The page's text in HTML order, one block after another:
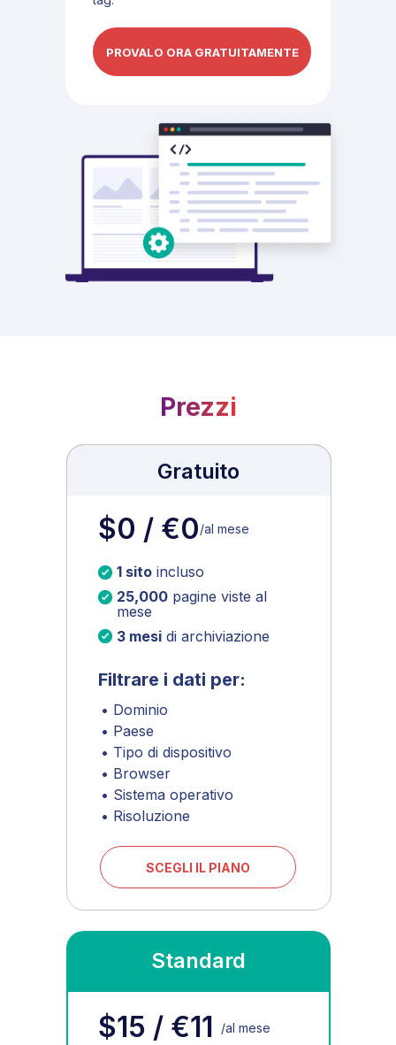
PROVALO ORA GRATUITAMENTE
Prezzi
Standard
$15 / €11 /al mese
/al mese
$0 / €0
Filtrare i dati per:
• Dominio
• Paese
• Tipo di dispositivo
• Browser
• Sistema operativo
• Risoluzione
Gratuito
1 sito incluso
25,000 pagine viste al
mese
3 mesi di archiviazione
SCEGLI IL PIANO